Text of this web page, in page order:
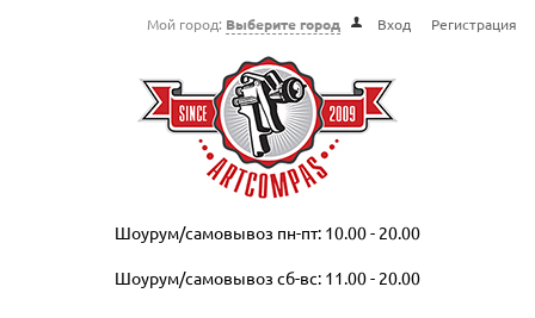
Мой город: Выберите город Вход Регистрация
Шоурум/самовывоз пн-пт: 10.00 - 20.00
Шоурум/самовывоз сб-вс: 11.00 - 20.00